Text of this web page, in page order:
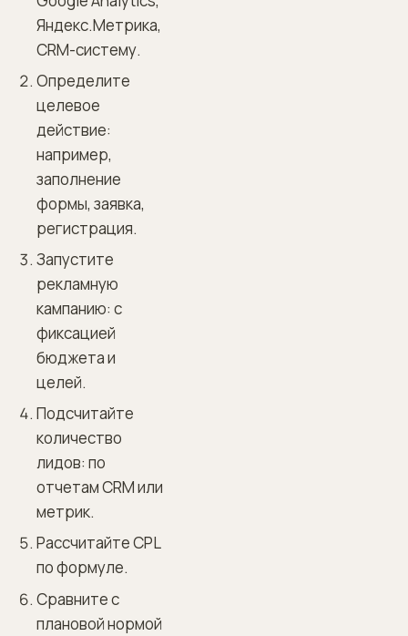
Яндекс.Метрика,
CRM-систему.
Определите
целевое
действие:
например,
заполнение
формы, заявка,
регистрация.
Запустите
рекламную
кампанию: с
фиксацией
бюджета и
целей.
Подсчитайте
количество
лидов: по
отчетам CRM или
метрик.
Рассчитайте CPL
по формуле.
Сравните с
плановой нормой